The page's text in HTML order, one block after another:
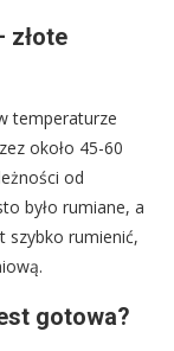
złote
temperaturze
około 45-60
od
było rumiane, a
szybko rumienić,
gotowa?